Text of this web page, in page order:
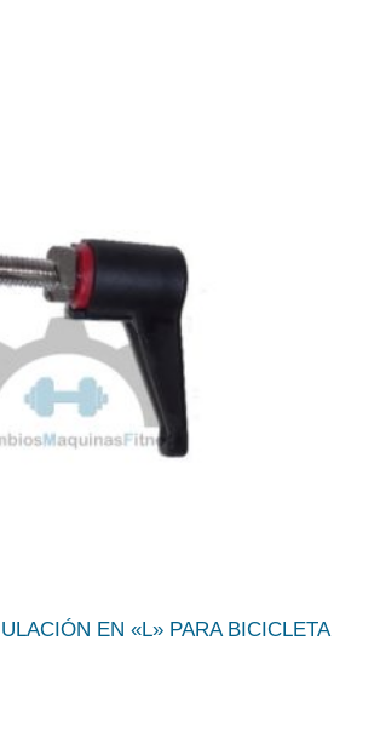
EN «L» PARA BICICLETA